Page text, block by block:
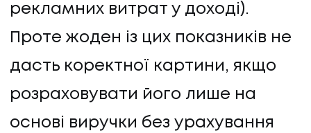
рекламних витрат у доході).
Проте жоден із цих показників не
дасть коректної картини, якщо
розраховувати його лише на
основі виручки без урахування